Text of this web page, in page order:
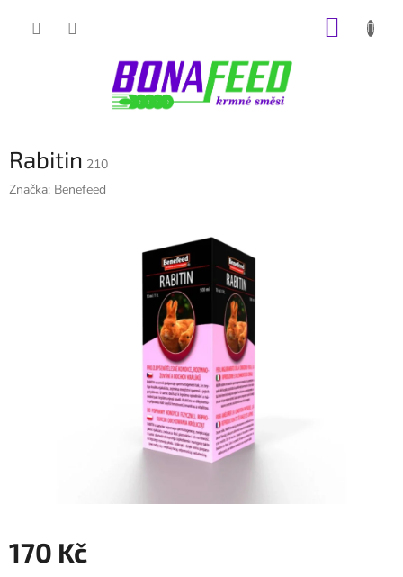
Rabitin 210
Značka: Benefeed
170 Kč